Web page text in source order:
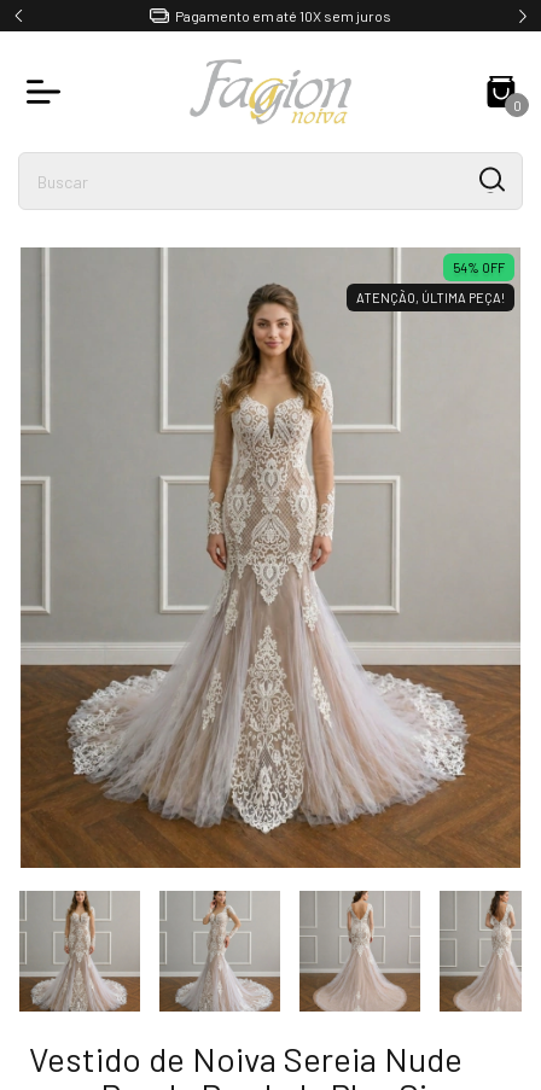
Pagamento em até 10X sem juros
0
54% OFF
ATENÇÃO, ÚLTIMA PEÇA!
Vestido de Noiva Sereia Nude